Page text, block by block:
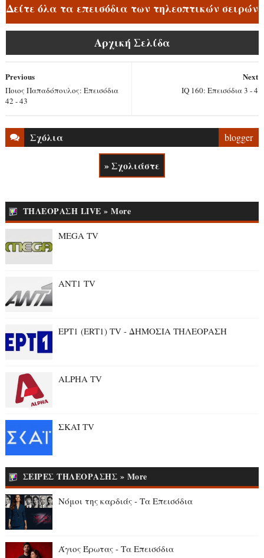
Δείτε όλα τα επεισόδια των τηλεοπτικών σειρών
Αρχική Σελίδα
Next
IQ 160: Επεισόδια 3 - 4
Previous
Ποιος Παπαδόπουλος: Επεισόδια
42 - 43
Σχόλια blogger
» Σχολιάστε
ΤΗΛΕΟΡΑΣΗ LIVE » More
MEGA TV
ANT1 TV
ΕΡΤ1 (ERT1) TV - ΔΗΜΟΣΙΑ ΤΗΛΕΟΡΑΣΗ
ALPHA TV
ΣΚΑΪ TV
ΣΕΙΡΕΣ ΤΗΛΕΟΡΑΣΗΣ » More
Νόμοι της καρδιάς - Τα Επεισόδια
Άγιος Έρωτας - Τα Επεισόδια